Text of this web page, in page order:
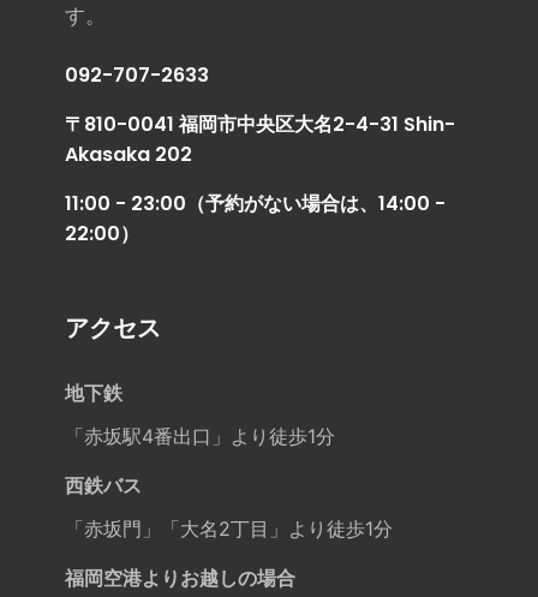
す。
092-707-2633
〒810-0041 福岡市中央区大名2-4-31 Shin-
Akasaka 202
11:00 - 23:00（予約がない場合は、14:00 -
22:00）
アクセス
地下鉄
「赤坂駅4番出口」より徒歩1分
西鉄バス
「赤坂門」「大名2丁目」より徒歩1分
福岡空港よりお越しの場合